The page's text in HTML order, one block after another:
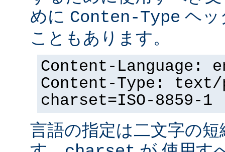
めに Conten-Type ヘッ
こともあります。
Content-Language:
Content-Type:
charset=ISO-8859-1
言語の指定は二文字の